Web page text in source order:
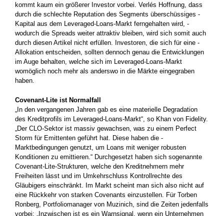
kommt kaum ein größerer Investor vorbei. Verlés Hoffnung, dass
durch die schlechte Reputation des Segments überschüssiges ­
Kapital aus dem Leveraged-Loans-Markt ferngehalten wird, ­
wodurch die Spreads weiter attraktiv bleiben, wird sich somit auch
durch diesen Artikel nicht erfüllen. Investoren, die sich für eine ­
Allokation entscheiden, sollten dennoch genau die Entwicklungen
im Auge behalten, welche sich im Leveraged-Loans-Markt
womöglich noch mehr als anderswo in die Märkte eingegraben
haben.
Covenant-Lite ist Normalfall
„In den vergangenen Jahren gab es eine materielle Degradation
des Kreditprofils im Leveraged-Loans-Markt“, so Khan von Fidelity.
„Der CLO-Sektor ist massiv gewachsen, was zu einem Perfect
Storm für Emittenten geführt hat. Diese haben die ­
Marktbedingungen genutzt, um Loans mit weniger robusten
Konditionen zu ­emittieren.“ Durchgesetzt haben sich sogenannte
Covenant-Lite-Strukturen, welche den Kreditnehmern mehr
Freiheiten lässt und im Umkehrschluss Kontrollrechte des
Gläubigers einschränkt. Im Markt scheint man sich also nicht auf
eine Rückkehr von starken Covenants einzustellen. Für Torben
Ronberg, Portfoliomanager von Muzinich, sind die Zeiten jedenfalls
vorbei: „Inzwischen ist es ein Warnsignal, wenn ein Unternehmen